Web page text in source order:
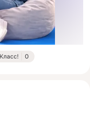
Класс! 0